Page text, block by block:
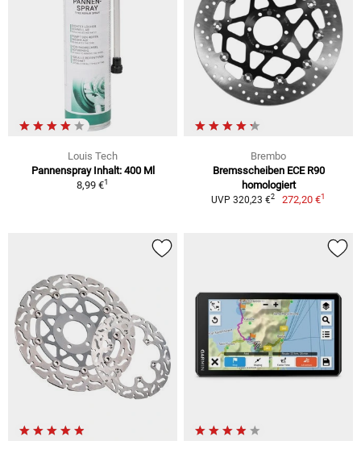
Louis Tech
Pannenspray Inhalt: 400 Ml
8,99 €1
Brembo
Bremsscheiben ECE R90
homologiert
UVP 320,23 €2 272,20 €1